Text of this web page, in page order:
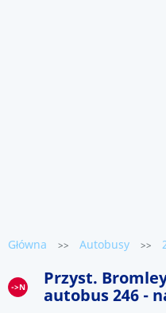
Główna >> Autobusy >>
->N
Przyst.
autobus 246 -